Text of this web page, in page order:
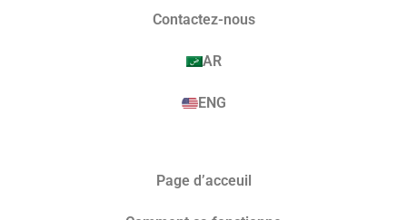
Contactez-nous
AR
ENG
Page d’acceuil